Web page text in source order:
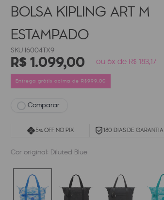
BOLSA KIPLING ART M
ESTAMPADO
I6004TX9
R$1.099,00 ou 6x de R$ 183,17
Entrega grátis acima de R$999,00
Comparar
5% OFF NO PIX 180 DIAS DE GARANTIA
Cor original: Diluted Blue